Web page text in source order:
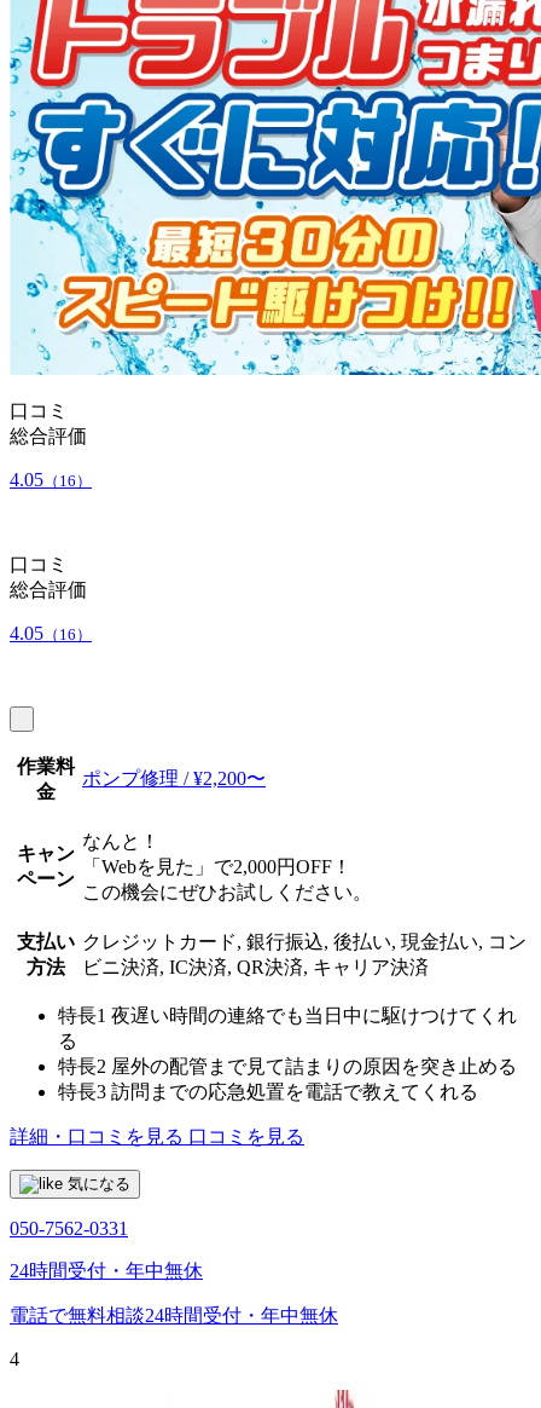
口コミ
総合評価
4.05 （16）
口コミ
総合評価
4.05 （16）
作業料
金
ポンプ修理 / ¥2,200〜
キャン
ペーン
なんと！
「Webを見た」で2,000円OFF！
この機会にぜひお試しください。
支払い
方法
クレジットカード, 銀行振込, 後払い, 現金払い, コン
ビニ決済, IC決済, QR決済, キャリア決済
特長1 夜遅い時間の連絡でも当日中に駆けつけてくれ
る
特長2 屋外の配管まで見て詰まりの原因を突き止める
特長3 訪問までの応急処置を電話で教えてくれる
詳細・口コミを見る 口コミを見る
気になる
050-7562-0331
24時間受付・年中無休
電話で無料相談24時間受付・年中無休
4